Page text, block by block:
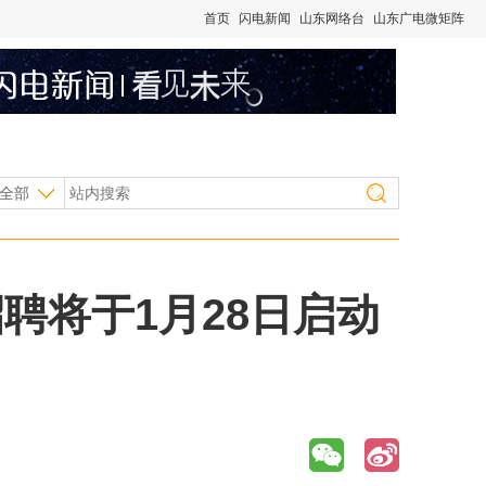
首页 闪电新闻 山东网络台 山东广电微矩阵
部
将于1月28日启动